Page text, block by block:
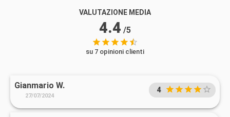
VALUTAZIONE MEDIA
4.4 /5
su 7 opinioni clienti
Gianmario W.
27/07/2024
4